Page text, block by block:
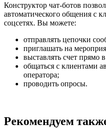
Конструктор чат-ботов
автоматического общения с
соцсетях. Вы можете:
отправлять цепочки
приглашать на
выставлять счет прямо в
общаться с клиентами
оператора;
проводить опросы.
Рекомендуем